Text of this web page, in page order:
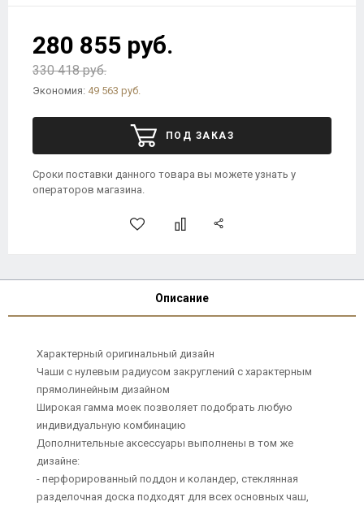
280 855 руб.
330 418 руб.
Экономия: 49 563 руб.
ПОД ЗАКАЗ
Сроки поставки данного товара вы можете узнать у
операторов магазина.
Описание
Характерный оригинальный дизайн
Чаши с нулевым радиусом закруглений с характерным
прямолинейным дизайном
Широкая гамма моек позволяет подобрать любую
индивидуальную комбинацию
Дополнительные аксессуары выполнены в том же
дизайне:
- перфорированный поддон и коландер, стеклянная
разделочная доска подходят для всех основных чаш,